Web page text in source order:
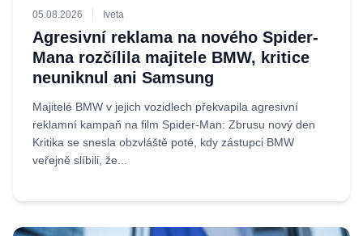
05.08.2026 Iveta
Agresivní reklama na nového Spider-
Mana rozčílila majitele BMW, kritice
neuniknul ani Samsung
Majitelé BMW v jejich vozidlech překvapila agresivní
reklamní kampaň na film Spider-Man: Zbrusu nový den
Kritika se snesla obzvláště poté, kdy zástupci BMW
veřejně slíbili, že...